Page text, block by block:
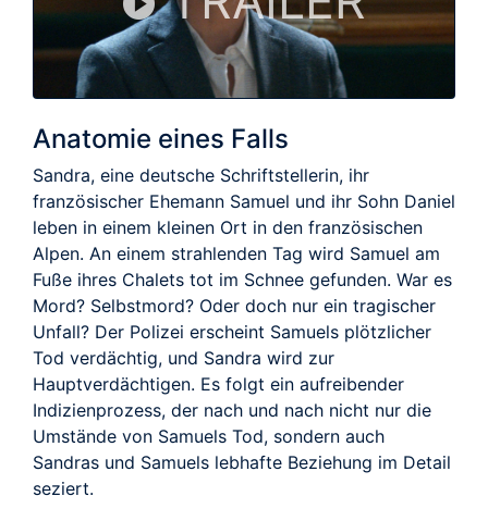
Anatomie eines Falls
Sandra, eine deutsche Schriftstellerin, ihr
französischer Ehemann Samuel und ihr Sohn Daniel
leben in einem kleinen Ort in den französischen
Alpen. An einem strahlenden Tag wird Samuel am
Fuße ihres Chalets tot im Schnee gefunden. War es
Mord? Selbstmord? Oder doch nur ein tragischer
Unfall? Der Polizei erscheint Samuels plötzlicher
Tod verdächtig, und Sandra wird zur
Hauptverdächtigen. Es folgt ein aufreibender
Indizienprozess, der nach und nach nicht nur die
Umstände von Samuels Tod, sondern auch
Sandras und Samuels lebhafte Beziehung im Detail
seziert.